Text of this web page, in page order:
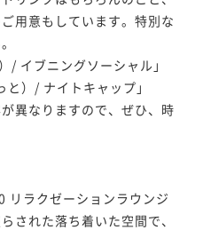
用意もしています。特別な
イブニングソーシャル」
）/ ナイトキャップ」
異なりますので、ぜひ、時
ラクゼーションラウンジ
された落ち着いた空間で、